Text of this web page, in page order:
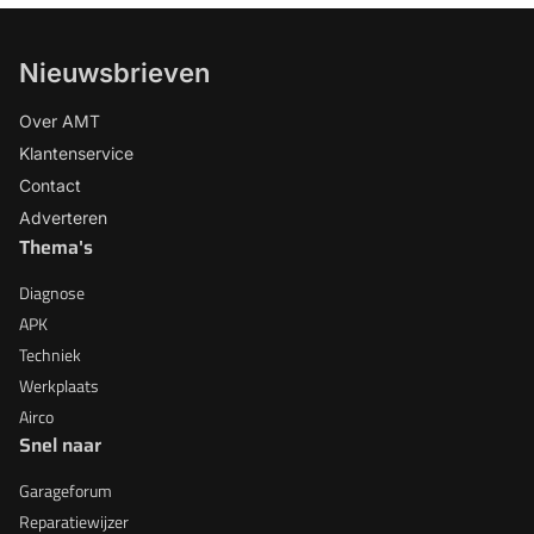
Nieuwsbrieven
Over AMT
Klantenservice
Contact
Adverteren
Thema's
Diagnose
APK
Techniek
Werkplaats
Airco
Snel naar
Garageforum
Reparatiewijzer